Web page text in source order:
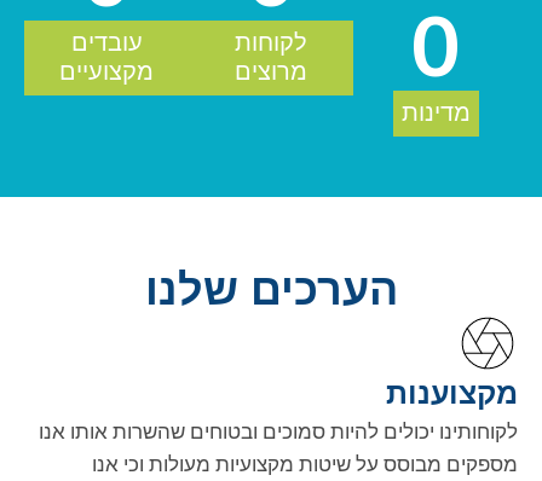
0
מדינות
לקוחות
מרוצים
עובדים
מקצועיים
הערכים שלנו
מקצוענות
לקוחותינו יכולים להיות סמוכים ובטוחים שהשרות אותו אנו
מספקים מבוסס על שיטות מקצועיות מעולות וכי אנו